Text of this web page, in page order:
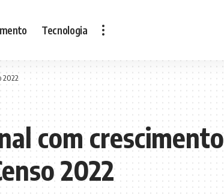
Tecnologia
2022
com crescimento
2022